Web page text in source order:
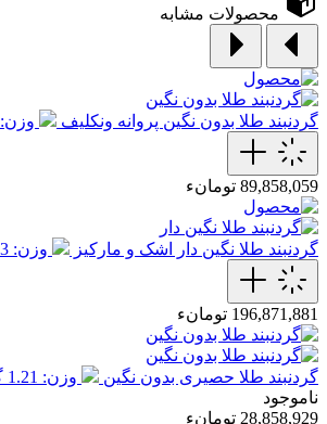
محصولات مشابه
گردنبند طلا بدون نگین پروانه ونکلیف وزن: 3.7 گرم
89,858,059 تومانء
گردنبند طلا نگین دار اشک و مارکیز وزن: 7.423 گرم
196,871,881 تومانء
گردنبند طلا حصیری بدون نگین
وزن: 1.21 گرم
ناموجود
28,858,929 تومانء